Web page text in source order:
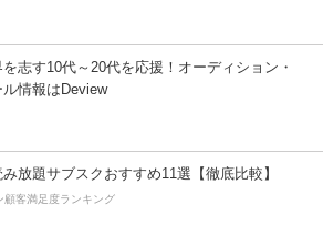
志す10代～20代を応援！オーディション・
ル情報はDeview
放題サブスクおすすめ11選【徹底比較】
顧客満足度ランキング